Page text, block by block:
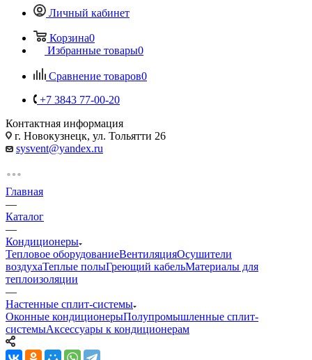
Личный кабинет
Корзина0
Избранные товары0
Сравнение товаров0
+7 3843 77-00-20
Контактная информация
г. Новокузнецк, ул. Тольятти 26
sysvent@yandex.ru
Главная
—
Каталог
—
Кондиционеры
Тепловое оборудованиеВентиляцияОсушители
воздухаТеплые полыГреющий кабельМатериалы для
теплоизоляции
—
Настенные сплит-системы
Оконные кондиционерыПолупромышленные сплит-
системыАксессуары к кондиционерам